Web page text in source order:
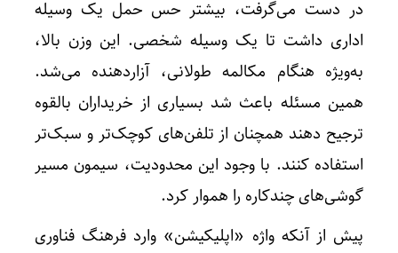
در دست می‌گرفت، بیشتر حس حمل یک وسیله
اداری داشت تا یک وسیله شخصی. این وزن بالا،
به‌ویژه هنگام مکالمه طولانی، آزاردهنده می‌شد.
همین مسئله باعث شد بسیاری از خریداران بالقوه
ترجیح دهند همچنان از تلفن‌های کوچک‌تر و سبک‌تر
استفاده کنند. با وجود این محدودیت، سیمون مسیر
گوشی‌های چندکاره را هموار کرد.
پیش از آنکه واژه «اپلیکیشن» وارد فرهنگ فناوری